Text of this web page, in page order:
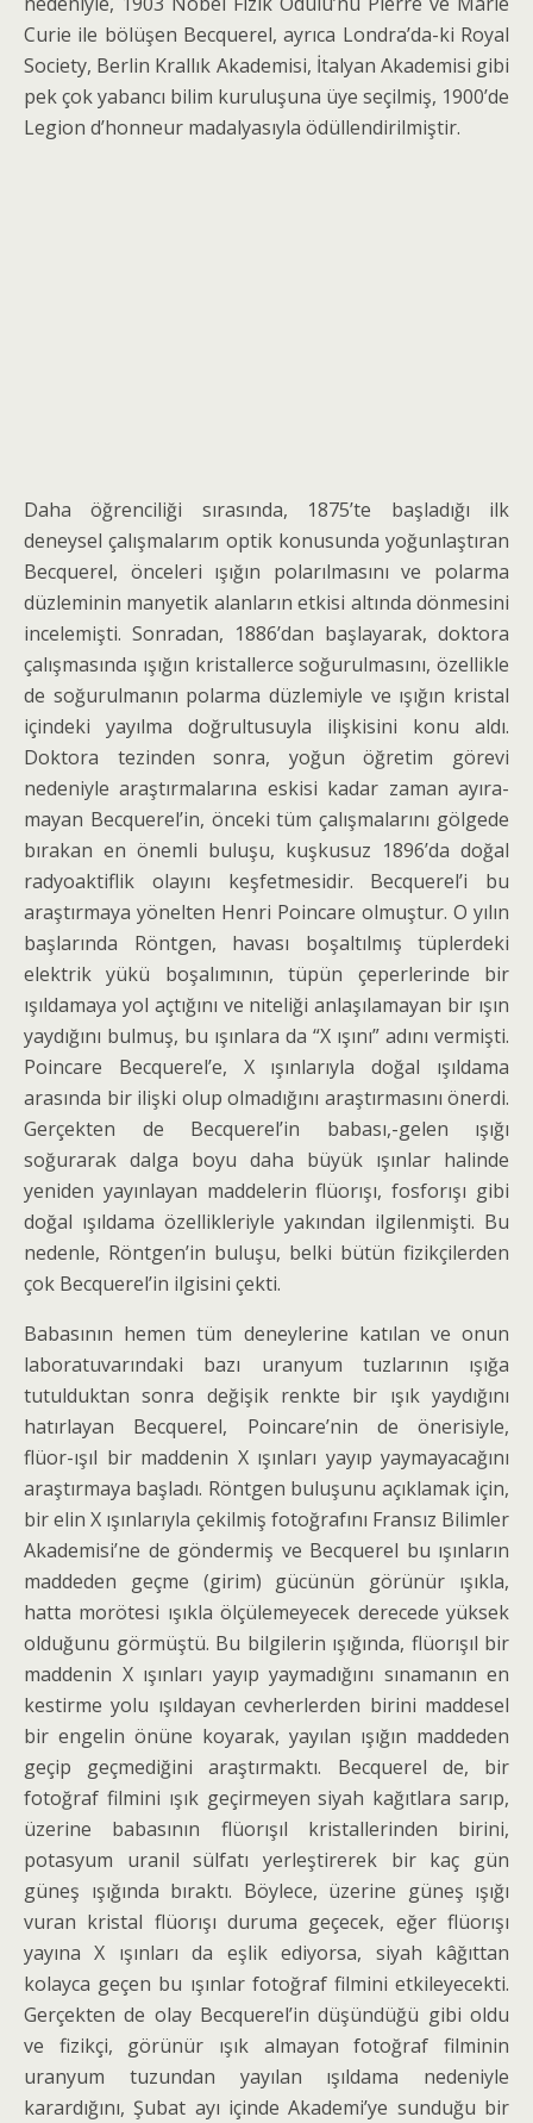
Curie ile bölüşen Becquerel, ayrıca Londra’da-ki Royal
Society, Berlin Krallık Akademisi, İtalyan Akademisi gibi
pek çok yabancı bilim kuruluşuna üye seçilmiş, 1900’de
Legion d’honneur madalyasıyla ö­düllendirilmiştir.
Daha öğrenciliği sırasında, 1875’te başladığı ilk
deneysel çalışmalarım optik konusunda yoğunlaştıran
Becquerel, önceleri ışığın polarılmasını ve polarma
düzleminin manyetik alanların etkisi altında dönmesi­ni
incelemişti. Sonradan, 1886’dan başlayarak, dokto­ra
çalışmasında ışığın kristallerce soğurulmasını, özel­likle
de soğurulmanın polarma düzlemiyle ve ışığın kristal
içindeki yayılma doğrultusuyla ilişkisini konu aldı.
Doktora tezinden sonra, yoğun öğretim görevi
nedeniyle araştırmalarına eskisi kadar zaman ayıra-
mayan Becquerel’in, önceki tüm çalışmalarını gölgede
bırakan en önemli buluşu, kuşkusuz 1896’da doğal
radyoaktiflik olayını keşfetmesidir. Becquerel’i bu
araştırmaya yönelten Henri Poincare olmuştur. O yılın
başlarında Röntgen, havası boşaltılmış tüplerde­ki
elektrik yükü boşalımının, tüpün çeperlerinde bir
ışıldamaya yol açtığını ve niteliği anlaşılamayan bir ışın
yaydığını bulmuş, bu ışınlara da “X ışını” adını vermişti.
Poincare Becquerel’e, X ışınlarıyla doğal ışıldama
arasında bir ilişki olup olmadığını araştırma­sını önerdi.
Gerçekten de Becquerel’in babası,-gelen ışığı
soğurarak dalga boyu daha büyük ışınlar halinde
yeniden yayınlayan maddelerin flüorışı, fosforışı gibi
doğal ışıldama özellikleriyle yakından ilgilenmişti. Bu
nedenle, Röntgen’in buluşu, belki bütün fizikçilerden
çok Becquerel’in ilgisini çekti.
Babasının hemen tüm deneylerine katılan ve onun
laboratuvarındaki bazı uranyum tuzlarının ışığa
tutulduktan sonra değişik renkte bir ışık yaydığını
hatırlayan Becquerel, Poincare’nin de önerisiyle,
flüor-­ışıl bir maddenin X ışınları yayıp yaymayacağını
araştırmaya başladı. Röntgen buluşunu açıklamak için,
bir elin X ışınlarıyla çekilmiş fotoğrafını Fransız Bilimler
Akademisi’ne de göndermiş ve Becquerel bu ışınların
maddeden geçme (girim) gücünün görünür ışıkla,
hatta morötesi ışıkla ölçülemeyecek derecede yüksek
olduğunu görmüştü. Bu bilgilerin ışığında, flüorışıl bir
maddenin X ışınları yayıp yaymadığını sınamanın en
kestirme yolu ışıldayan cevherlerden birini maddesel
bir engelin önüne koyarak, yayılan ışığın maddeden
geçip geçmediğini araştırmaktı. Becquerel de, bir
fotoğraf filmini ışık geçirmeyen siyah kağıtlara sarıp,
üzerine babasının flüorışıl kristallerin­den birini,
potasyum uranil sülfatı yerleştirerek bir kaç gün
güneş ışığında bıraktı. Böylece, üzerine güneş ışığı
vuran kristal flüorışı duruma geçecek, eğer flüorışı
yayına X ışınları da eşlik ediyorsa, siyah kâğıttan
kolayca geçen bu ışınlar fotoğraf filmini etkileyecekti.
Gerçekten de olay Becquerel’in düşün­düğü gibi oldu
ve fizikçi, görünür ışık almayan fotoğraf filminin
uranyum tuzundan yayılan ışıldama nedeniyle
karardığını, Şubat ayı içinde Akademi’ye sunduğu bir